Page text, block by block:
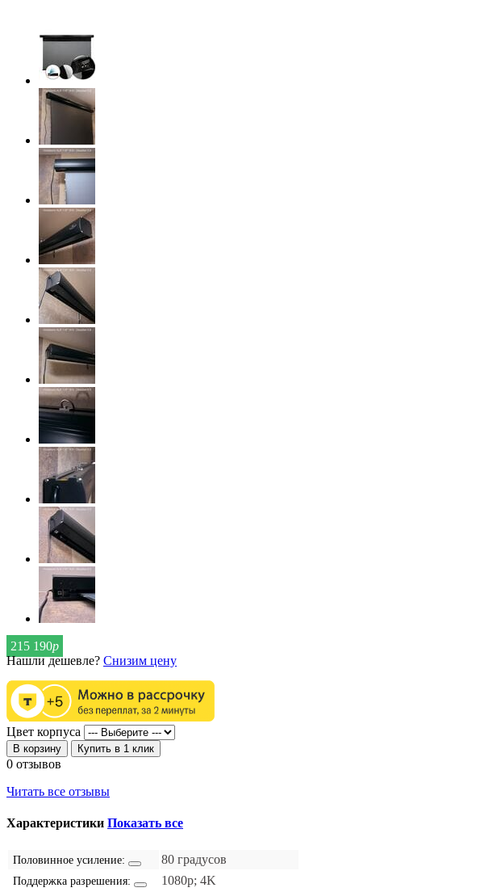
215 190р
Нашли дешевле? Снизим цену
Цвет корпуса
В корзину Купить в 1 клик
0 отзывов
Читать все отзывы
Характеристики Показать все
Половинное усиление: 80 градусов
Поддержка разрешения: 1080p; 4K